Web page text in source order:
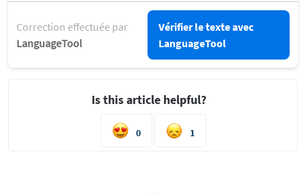
Correction effectuée par
LanguageTool
Vérifier le texte avec
LanguageTool
Is this article helpful?
0 1